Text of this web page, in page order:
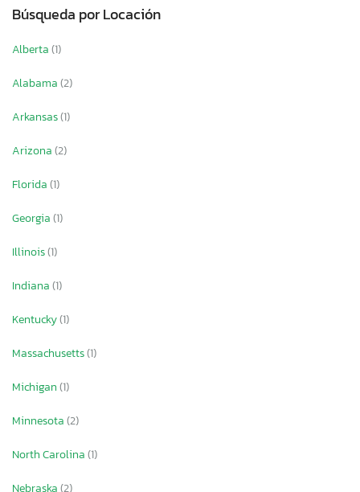
Búsqueda por Locación
Alberta(1)
Alabama(2)
Arkansas(1)
Arizona(2)
Florida(1)
Georgia(1)
Illinois(1)
Indiana(1)
Kentucky(1)
Massachusetts(1)
Michigan(1)
Minnesota(2)
North Carolina(1)